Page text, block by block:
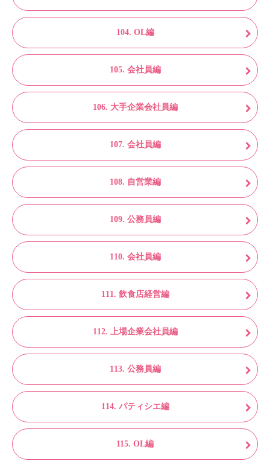
104. OL編
105. 会社員編
106. 大手企業会社員編
107. 会社員編
108. 自営業編
109. 公務員編
110. 会社員編
111. 飲食店経営編
112. 上場企業会社員編
113. 公務員編
114. パティシエ編
115. OL編